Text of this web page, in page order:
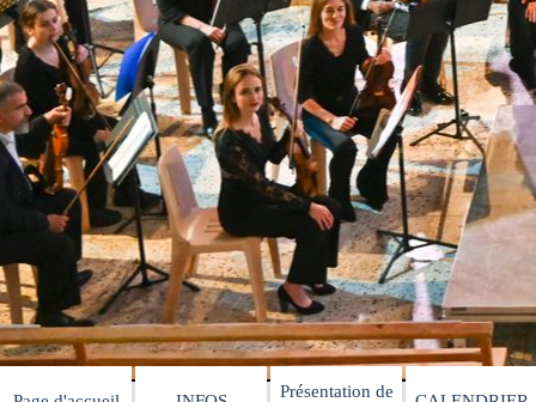
Présentation de